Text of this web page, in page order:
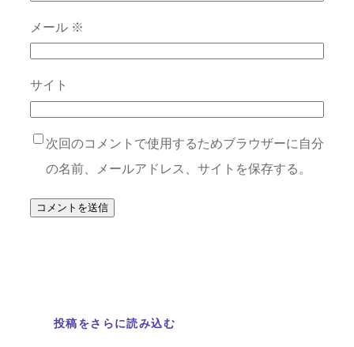
メール ※
サイト
次回のコメントで使用するためブラウザーに自分
の名前、メールアドレス、サイトを保存する。
投稿をさらに読み込む